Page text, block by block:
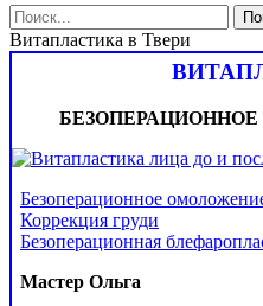
Витапластика в Твери
Безоперационное
Коррекция груди
Безоперационная
Мастер Ольга